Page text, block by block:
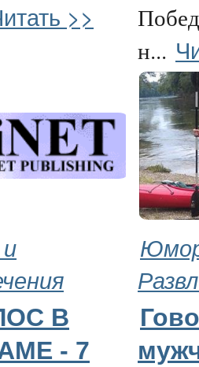
>>
н...
В
- 7